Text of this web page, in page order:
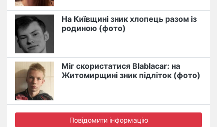
На Київщині зник хлопець разом із
родиною (фото)
Міг скористатися Blablacar: на
Житомирщині зник підліток (фото)
Повідомити інформацію